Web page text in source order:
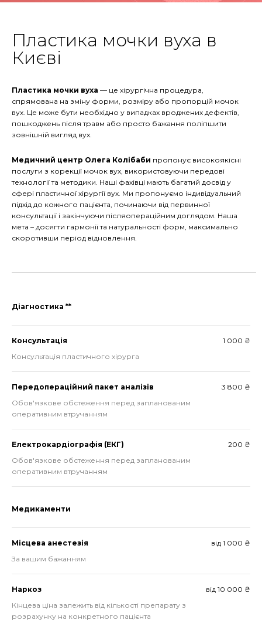
Пластика мочки вуха в
Києві
Пластика мочки вуха — це хірургічна процедура,
спрямована на зміну форми, розміру або пропорцій мочок
вух. Це може бути необхідно у випадках вроджених дефектів,
пошкоджень після травм або просто бажання поліпшити
зовнішній вигляд вух.
Медичний центр Олега Колібаби пропонує високоякісні
послуги з корекції мочок вух, використовуючи передові
технології та методики. Наші фахівці мають багатий досвід у
сфері пластичної хірургії вух. Ми пропонуємо індивідуальний
підхід до кожного пацієнта, починаючи від первинної
консультації і закінчуючи післяопераційним доглядом. Наша
мета – досягти гармонії та натуральності форм, максимально
скоротивши період відновлення.
Діагностика **
Консультація
1 000 ₴
Консультація пластичного хірурга
Передопераційний пакет аналізів
3 800 ₴
Обов'язкове обстеження перед запланованим
оперативним втручанням
Електрокардіографія (ЕКГ)
200 ₴
Обов'язкове обстеження перед запланованим
оперативним втручанням
Медикаменти
Місцева анестезія
від 1 000 ₴
За вашим бажанням
Наркоз
від 10 000 ₴
Кінцева ціна залежить від кількості препарату з
розрахунку на конкретного пацієнта